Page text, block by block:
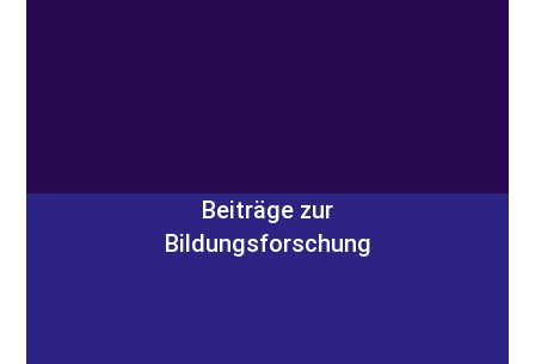
Beiträge zur
Bildungsforschung